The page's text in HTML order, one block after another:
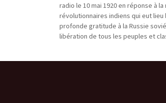
radio le 10 mai 1920 en réponse à
révolutionnaires indiens qui eut lieu
profonde gratitude à la Russie
libération de tous les peuples et